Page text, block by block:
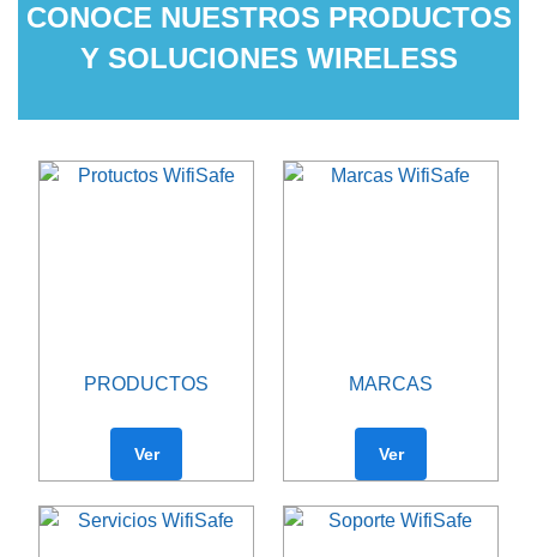
CONOCE NUESTROS PRODUCTOS
Y SOLUCIONES WIRELESS
PRODUCTOS
Ver
MARCAS
Ver